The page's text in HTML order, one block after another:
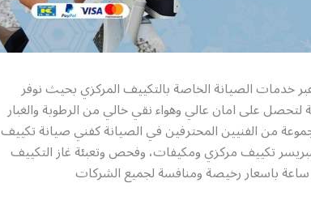
خدمات الصيانة الخاصة بالتكييف المركزي بحيث نوفر
لتحصل على امان عالي وهواء نقي خالي من الرطوبة والغبار
من الفنيين المحترفين في الصيانة كفني صيانة تكييف
تكييف مركزي ومكيفات، وفحص وتعبئة غاز التكييف